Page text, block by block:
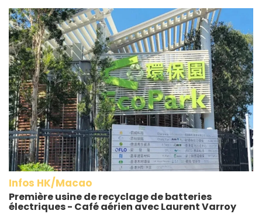
Infos HK/Macao
Première usine de recyclage de batteries
électriques - Café aérien avec Laurent Varroy